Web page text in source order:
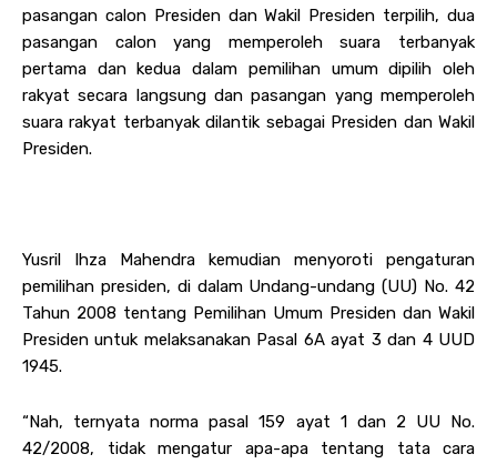
pasangan calon Presiden dan Wakil Presiden terpilih, dua
pasangan calon yang memperoleh suara terbanyak
pertama dan kedua dalam pemilihan umum dipilih oleh
rakyat secara langsung dan pasangan yang memperoleh
suara rakyat terbanyak dilantik sebagai Presiden dan Wakil
Presiden.
Yusril Ihza Mahendra kemudian menyoroti pengaturan
pemilihan presiden, di dalam Undang-undang (UU) No. 42
Tahun 2008 tentang Pemilihan Umum Presiden dan Wakil
Presiden untuk melaksanakan Pasal 6A ayat 3 dan 4 UUD
1945.
“Nah, ternyata norma pasal 159 ayat 1 dan 2 UU No.
42/2008, tidak mengatur apa-apa tentang tata cara